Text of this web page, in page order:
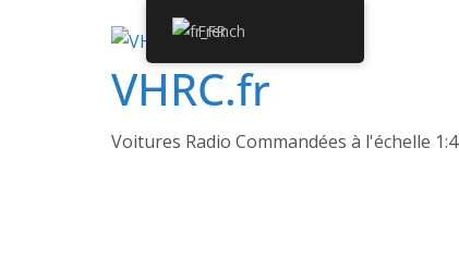
VHRC.fr
Voitures Radio Commandées à l'échelle 1:4
French